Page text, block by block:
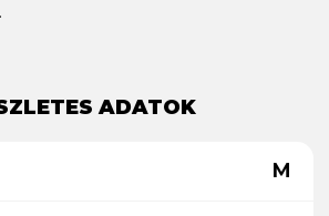
ADATOK
M